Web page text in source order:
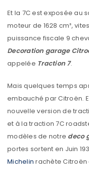
Et la 7C est exposée au
moteur de 1628 cm³,
puissance fiscale 9
Decoration garage
appelée Traction 7.
Mais quelques temps
embauché par Citroën.
nouvelle version de
et à la traction 7C
modèles de notre deco
portes sortent en Juin
Michelin rachète Citroën